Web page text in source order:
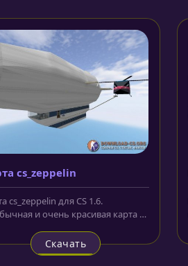
cs_zeppelin
cs_zeppelin для CS 1.6.
и очень красивая карта с
Скачать